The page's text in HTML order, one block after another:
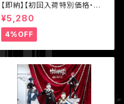
【即納】【初回入荷特別価格・単
品】【MEOW3（ニャニャニャ次
元）】シリーズ【不可食用人形Ine
dible Doll】1/8 BJD ブライン
ドドール
¥5,280
4%OFF